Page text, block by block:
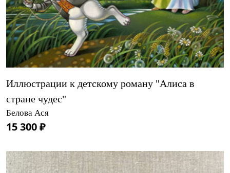
Иллюстрации к детскому роману "Алиса в
стране чудес"
Белова Ася
15 300 ₽